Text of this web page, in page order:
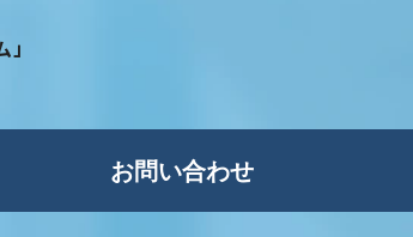
お問い合わせ